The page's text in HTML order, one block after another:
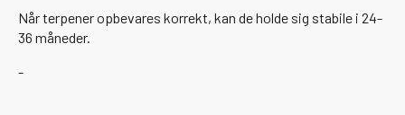
Når terpener opbevares korrekt, kan de holde sig stabile i 24-
36 måneder.
-